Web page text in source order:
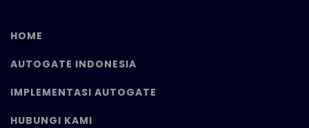
HOME
AUTOGATE INDONESIA
IMPLEMENTASI AUTOGATE
HUBUNGI KAMI